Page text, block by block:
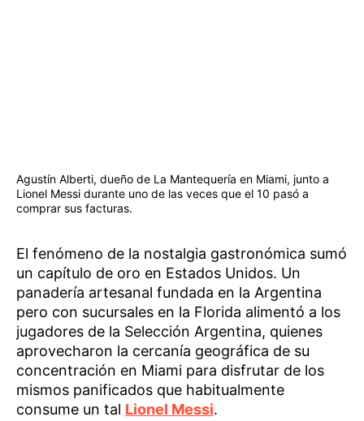
Agustín Alberti, dueño de La Mantequería en Miami, junto a
Lionel Messi durante uno de las veces que el 10 pasó a
comprar sus facturas.
El fenómeno de la nostalgia gastronómica sumó
un capítulo de oro en Estados Unidos. Un
panadería artesanal fundada en la Argentina
pero con sucursales en la Florida alimentó a los
jugadores de la Selección Argentina, quienes
aprovecharon la cercanía geográfica de su
concentración en Miami para disfrutar de los
mismos panificados que habitualmente
consume un tal Lionel Messi.